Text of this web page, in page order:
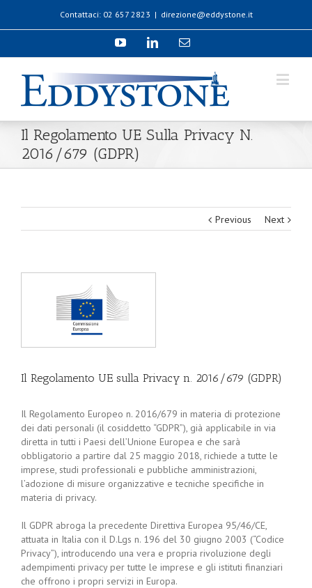
Contattaci: 02 657 2823 | direzione@eddystone.it
Il Regolamento UE Sulla Privacy N.
2016/679 (GDPR)
Previous Next
Il Regolamento UE sulla Privacy n. 2016/679 (GDPR)
Il Regolamento Europeo n. 2016/679 in materia di protezione
dei dati personali (il cosiddetto “GDPR”), già applicabile in via
diretta in tutti i Paesi dell’Unione Europea e che sarà
obbligatorio a partire dal 25 maggio 2018, richiede a tutte le
imprese, studi professionali e pubbliche amministrazioni,
l’adozione di misure organizzative e tecniche specifiche in
materia di privacy.
Il GDPR abroga la precedente Direttiva Europea 95/46/CE,
attuata in Italia con il D.Lgs n. 196 del 30 giugno 2003 (“Codice
Privacy”), introducendo una vera e propria rivoluzione degli
adempimenti privacy per tutte le imprese e gli istituti finanziari
che offrono i propri servizi in Europa.